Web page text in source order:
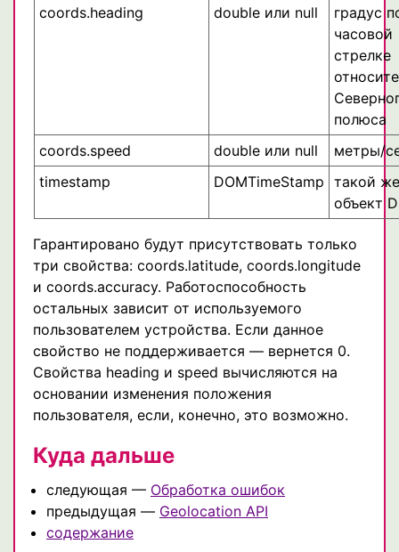
coords.heading
double или null
градус
часовой
стрелке
полюса
coords.speed
double или null
метры/
timestamp
DOMTimeStamp такой
объект
Гарантировано будут присутствовать только
три свойства: coords.latitude, coords.longitude
и coords.accuracy. Работоспособность
остальных зависит от используемого
пользователем устройства. Если данное
свойство не поддерживается — вернется 0.
Свойства heading и speed вычисляются на
основании изменения положения
пользователя, если, конечно, это возможно.
Куда дальше
следующая — Обработка ошибок
предыдущая — Geolocation API
содержание